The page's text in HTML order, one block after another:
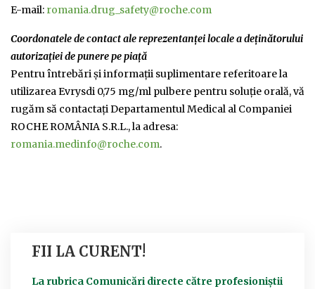
E-mail: romania.drug_safety@roche.com
Coordonatele de contact ale reprezentanţei locale a deţinătorului
autorizaţiei de punere pe piaţă
Pentru întrebări şi informaţii suplimentare referitoare la
utilizarea Evrysdi 0,75 mg/ml pulbere pentru soluție orală, vă
rugăm să contactaţi Departamentul Medical al Companiei
ROCHE ROMÂNIA S.R.L., la adresa:
romania.medinfo@roche.com.
FII LA CURENT!
La rubrica Comunicări directe către profesioniștii